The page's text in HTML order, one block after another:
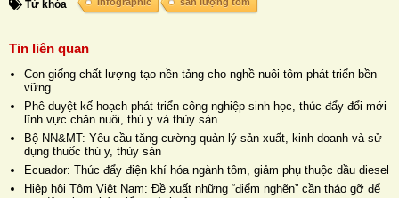
Từ khóa
Tin liên quan
Con giống chất lượng tạo nền tảng cho nghề nuôi tôm phát triển bền
vững
Phê duyệt kế hoạch phát triển công nghiệp sinh học, thúc đẩy đổi mới
lĩnh vực chăn nuôi, thú y và thủy sản
Bộ NN&MT: Yêu cầu tăng cường quản lý sản xuất, kinh doanh và sử
dụng thuốc thú y, thủy sản
Ecuador: Thúc đẩy điện khí hóa ngành tôm, giảm phụ thuộc dầu diesel
Hiệp hội Tôm Việt Nam: Đề xuất những “điểm nghẽn” cần tháo gỡ để